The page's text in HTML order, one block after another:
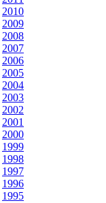
2010
2009
2008
2007
2006
2005
2004
2003
2002
2001
2000
1999
1998
1997
1996
1995